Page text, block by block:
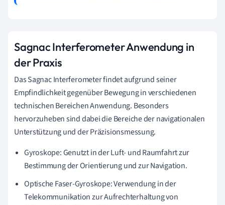
Sagnac Interferometer Anwendung in
der Praxis
Das Sagnac Interferometer findet aufgrund seiner
Empfindlichkeit gegenüber Bewegung in verschiedenen
technischen Bereichen Anwendung. Besonders
hervorzuheben sind dabei die Bereiche der navigationalen
Unterstützung und der Präzisionsmessung.
Gyroskope: Genutzt in der Luft- und Raumfahrt zur
Bestimmung der Orientierung und zur Navigation.
Optische Faser-Gyroskope: Verwendung in der
Telekommunikation zur Aufrechterhaltung von